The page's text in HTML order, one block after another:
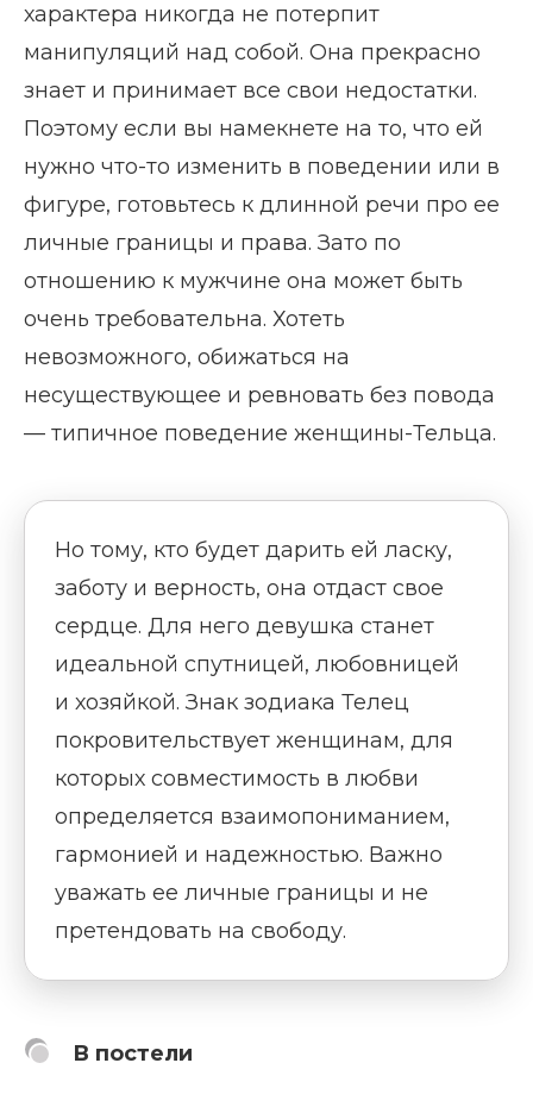
характера никогда не потерпит
манипуляций над собой. Она прекрасно
знает и принимает все свои недостатки.
Поэтому если вы намекнете на то, что ей
нужно что-то изменить в поведении или в
фигуре, готовьтесь к длинной речи про ее
личные границы и права. Зато по
отношению к мужчине она может быть
очень требовательна. Хотеть
невозможного, обижаться на
несуществующее и ревновать без повода
— типичное поведение женщины-Тельца.
Но тому, кто будет дарить ей ласку,
заботу и верность, она отдаст свое
сердце. Для него девушка станет
идеальной спутницей, любовницей
и хозяйкой. Знак зодиака Телец
покровительствует женщинам, для
которых совместимость в любви
определяется взаимопониманием,
гармонией и надежностью. Важно
уважать ее личные границы и не
претендовать на свободу.
В постели